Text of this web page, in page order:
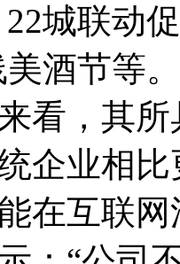
城联动
美酒节等
看，其
企业相
在互联